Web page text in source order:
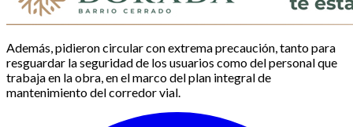
Además, pidieron circular con extrema precaución, tanto para
resguardar la seguridad de los usuarios como del personal que
trabaja en la obra, en el marco del plan integral de
mantenimiento del corredor vial.